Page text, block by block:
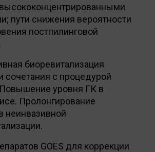
пути снижения вероятности
постпилинговой
биоревитализация
сочетания с процедурой
Повышение уровня ГК в
Пролонгирование
неинвазивной
GOES для коррекции